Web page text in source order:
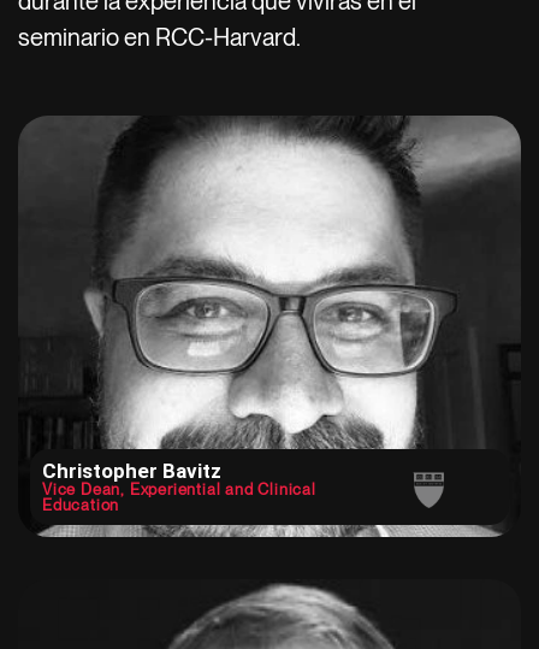
seminario en RCC-Harvard.
Christopher Bavitz
Vice Dean, Experiential and Clinical
Education